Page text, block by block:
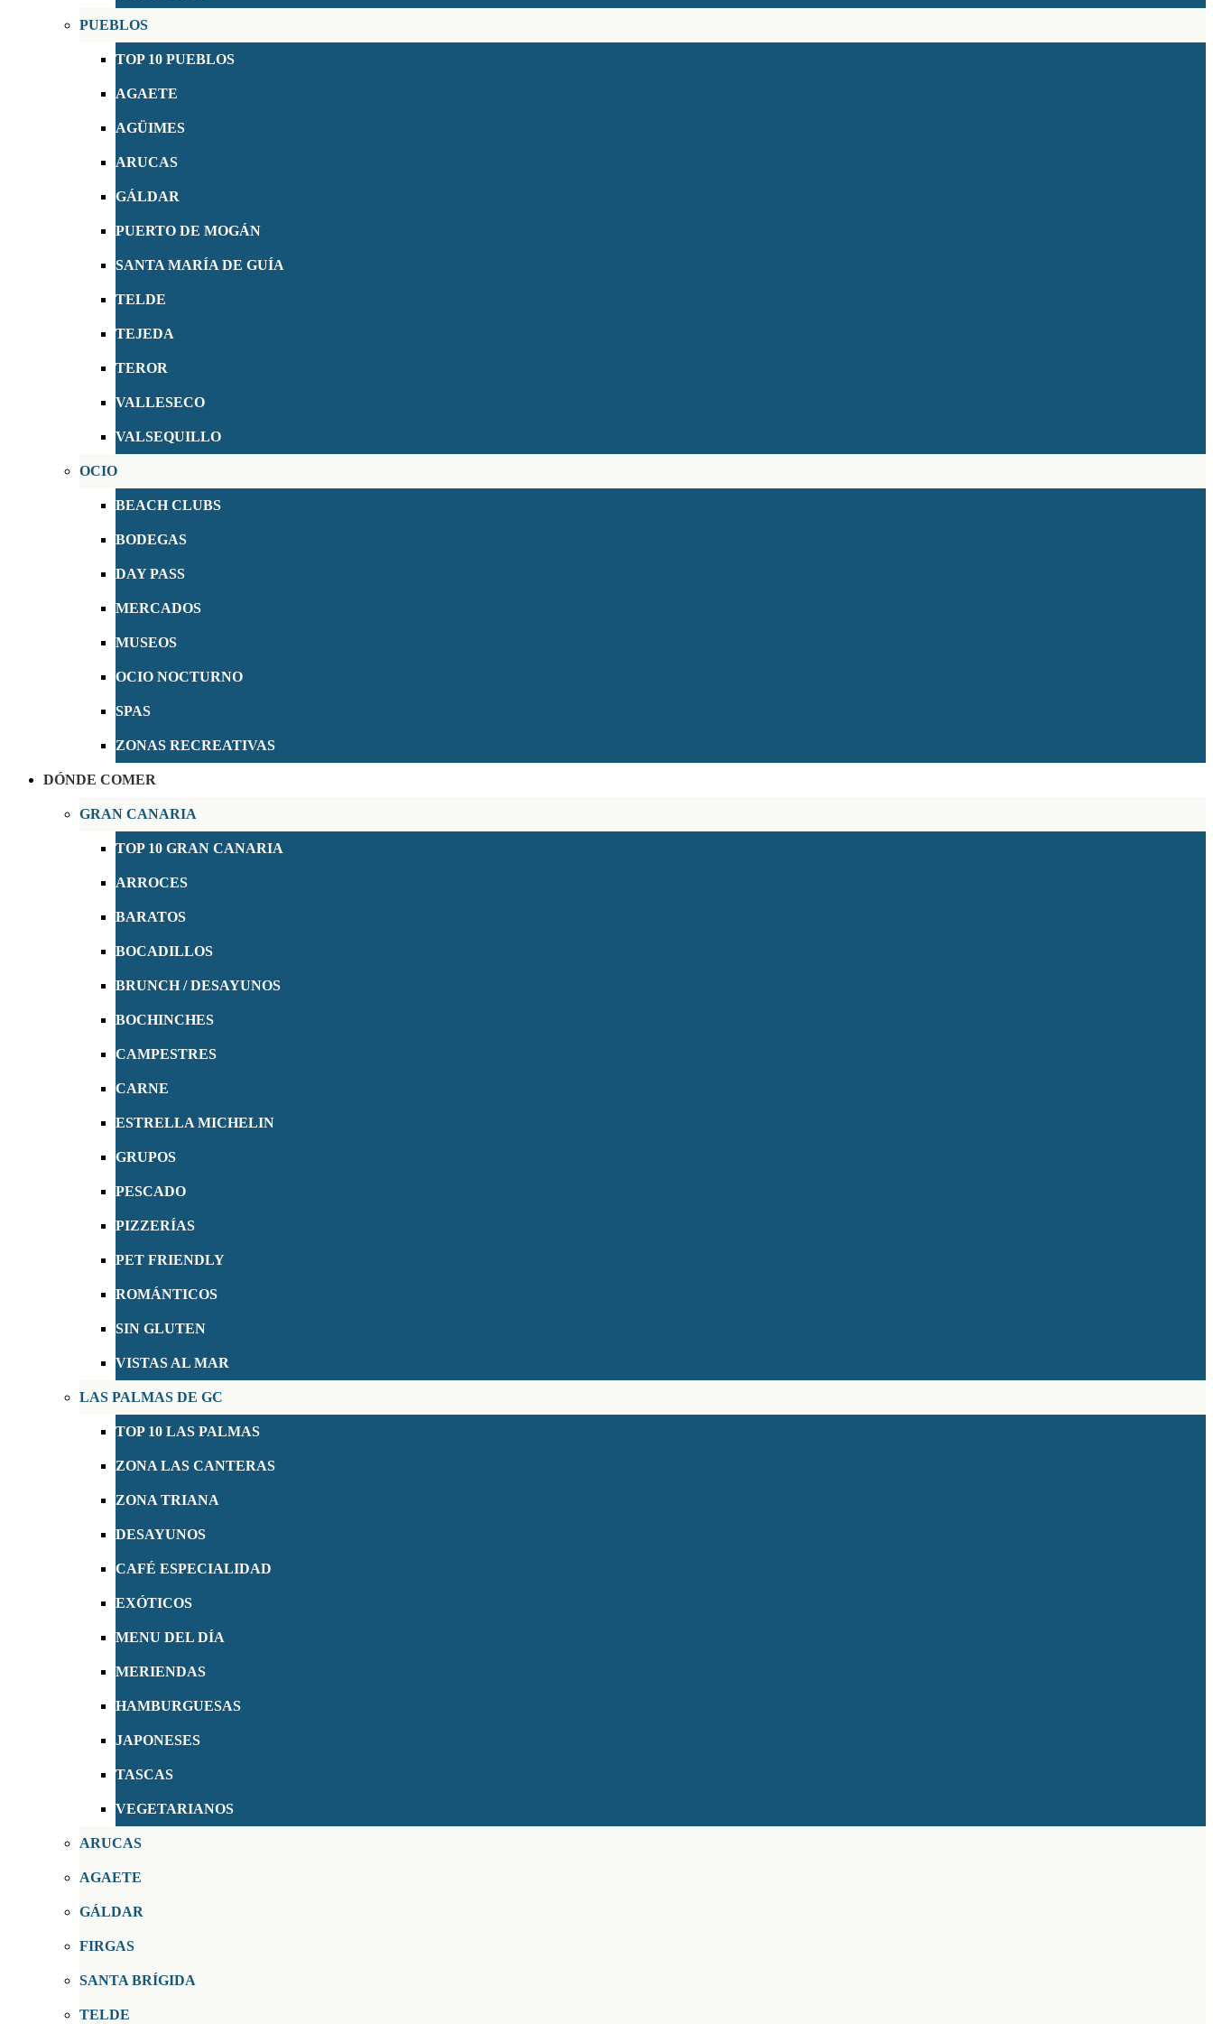
PUEBLOS
TOP 10 PUEBLOS
AGAETE
AGÜIMES
ARUCAS
GÁLDAR
PUERTO DE MOGÁN
SANTA MARÍA DE GUÍA
TELDE
TEJEDA
TEROR
VALLESECO
VALSEQUILLO
OCIO
BEACH CLUBS
BODEGAS
DAY PASS
MERCADOS
MUSEOS
OCIO NOCTURNO
SPAS
ZONAS RECREATIVAS
DÓNDE COMER
GRAN CANARIA
TOP 10 GRAN CANARIA
ARROCES
BARATOS
BOCADILLOS
BRUNCH / DESAYUNOS
BOCHINCHES
CAMPESTRES
CARNE
ESTRELLA MICHELIN
GRUPOS
PESCADO
PIZZERÍAS
PET FRIENDLY
ROMÁNTICOS
SIN GLUTEN
VISTAS AL MAR
LAS PALMAS DE GC
TOP 10 LAS PALMAS
ZONA LAS CANTERAS
ZONA TRIANA
DESAYUNOS
CAFÉ ESPECIALIDAD
EXÓTICOS
MENU DEL DÍA
MERIENDAS
HAMBURGUESAS
JAPONESES
TASCAS
VEGETARIANOS
ARUCAS
AGAETE
GÁLDAR
FIRGAS
SANTA BRÍGIDA
TELDE